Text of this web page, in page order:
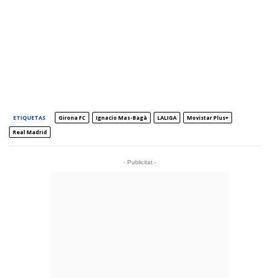
ETIQUETAS Girona FC Ignacio Mas-Bagà LALIGA
Movistar Plus+
Real Madrid
- Publicitat -